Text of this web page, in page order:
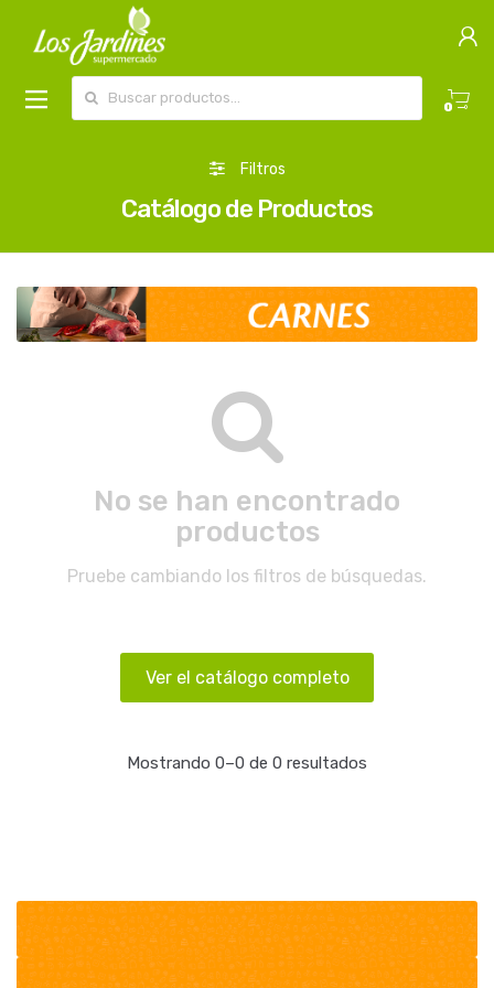
0
Filtros
Catálogo de Productos
No se han encontrado
productos
Pruebe cambiando los filtros de búsquedas.
Ver el catálogo completo
Mostrando 0–0 de 0 resultados